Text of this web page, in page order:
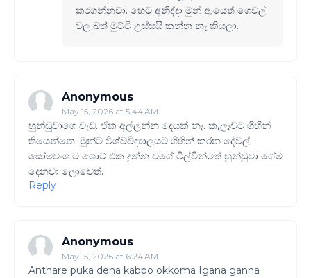
කරගන්නවා. හෙට අනිද්දා මුන් ආයෙත් ගෙවල්
වල බත් මුට්ටි උස්සයි කන්න නෑ කියලා.
Anonymous
May 15, 2026 at 5:44 AM
හුන්ඩුවාගෙ වැඩ. ඒක අල්ලන්න දෙයක් නෑ. කැලෑවට ගිහින්
තියෙන්නෙ. මුන්ට විශ්වවිද්‍යාලයට ගිහින් කරන දේවල්.
සෝමවංශ ට ශොට් එක දුන්න වගේ ටිල්වින්ටත් හුන්ඩුවා ගේම
දෙනවා ලොවෙත්.
Reply
Anonymous
May 15, 2026 at 6:24 AM
Anthare puka dena kabbo okkoma Igana ganna